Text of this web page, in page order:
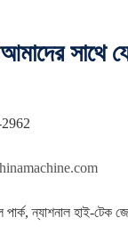
সাথে
পার্ক, ন্যাশনাল হাই-টেক